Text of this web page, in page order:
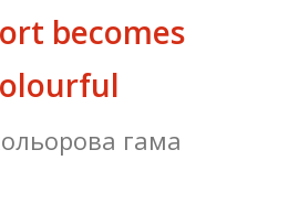
becomes
гама